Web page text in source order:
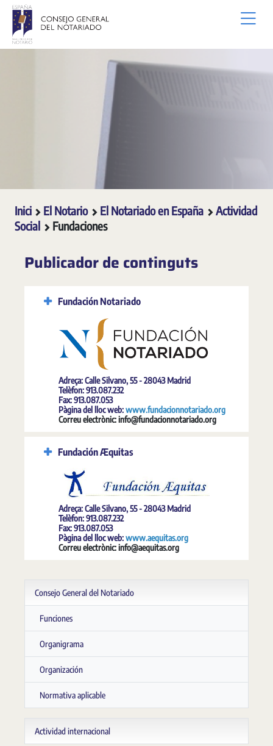
Salta al contingut principal
Inici El Notario El Notariado en España
Actividad
Social
Fundaciones
Publicador de continguts
Fundación Notariado
Adreça: Calle Silvano, 55 - 28043 Madrid
Telèfon: 913.087.232
Fax: 913.087.053
Pàgina del lloc web:www.fundacionnotariado.org
Correu electrònic: info@fundacionnotariado.org
Fundación Æquitas
Adreça: Calle Silvano, 55 - 28043 Madrid
Telèfon: 913.087.232
Fax: 913.087.053
Pàgina del lloc web:www.aequitas.org
Correu electrònic: info@aequitas.org
Consejo General del Notariado
Funciones
Organigrama
Organización
Normativa aplicable
Actividad internacional